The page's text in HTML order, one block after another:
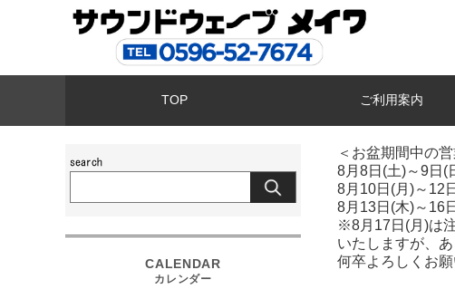
TOP ご利用案内
＜お盆期間中の
8月8日(土)～9日(
8月10日(月)～12
8月13日(木)～16
※8月17日(月)は
いたしますが、
何卒よろしくお願